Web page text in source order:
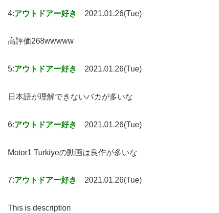
4:アウトドアー好き 2021.01.26(Tue)
高評価268wwwww
5:アウトドアー好き 2021.01.26(Tue)
日本語が理解できないバカが多いな
6:アウトドアー好き 2021.01.26(Tue)
Motor1 Turkiyeの動画は良作が多いな
7:アウトドアー好き 2021.01.26(Tue)
This is description